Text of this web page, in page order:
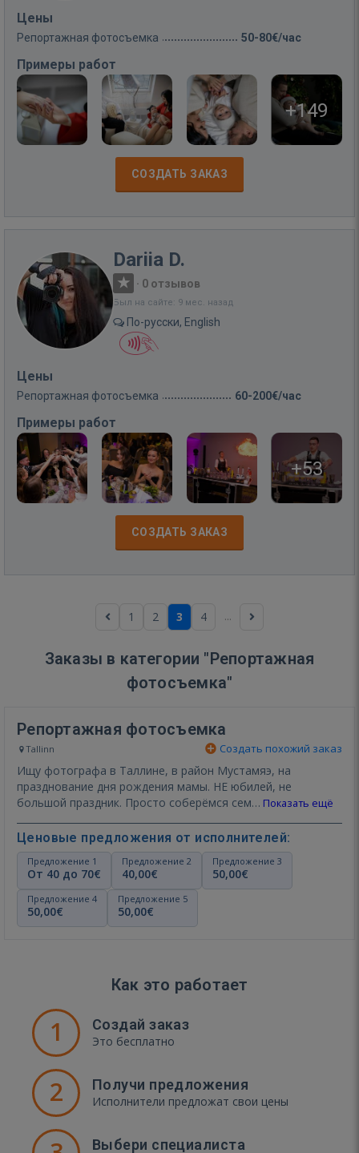
Цены
Репортажная фотосъемка 50-80€/час
Примеры работ
+149
СОЗДАТЬ ЗАКАЗ
Dariia D.
· 0 отзывов
Был на сайте: 9 мес. назад
По-русски, English
Цены
Репортажная фотосъемка 60-200€/час
Примеры работ
+53
СОЗДАТЬ ЗАКАЗ
1 2 3 4 ...
Заказы в категории "Репортажная
фотосъемка"
Репортажная фотосъемка
Tallinn Создать похожий заказ
Ищу фотографа в Таллине, в район Мустамяэ, на
празднование дня рождения мамы. НЕ юбилей, не
большой праздник. Просто соберёмся сем… Показать ещё
Ценовые предложения от исполнителей:
Предложение 1
От 40 до 70€
Предложение 2
40,00€
Предложение 3
50,00€
Предложение 4
50,00€
Предложение 5
50,00€
Как это работает
1 Создай заказ
Это бесплатно
2 Получи предложения
Исполнители предложат свои цены
Выбери специалиста